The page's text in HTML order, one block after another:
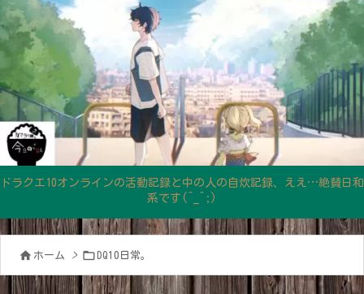
ドラクエ10オンラインの活動記録と中の人の自炊記録、ええ…絶賛日和
系です(^_^;)
 ホーム >  DQ10日常。